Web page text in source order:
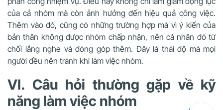
của cả nhóm mà còn ảnh hưởng đến hiệu quả công việc.
Thêm vào đó, cũng có những trường hợp mà vì ý kiến của
bản thân không được nhóm chấp nhận, nên cá nhân đó từ
chối lắng nghe và đóng góp thêm. Đây là thái độ mà mọi
người đều nên tránh khi làm việc nhóm.
VI. Câu hỏi thường gặp về kỹ
năng làm việc nhóm